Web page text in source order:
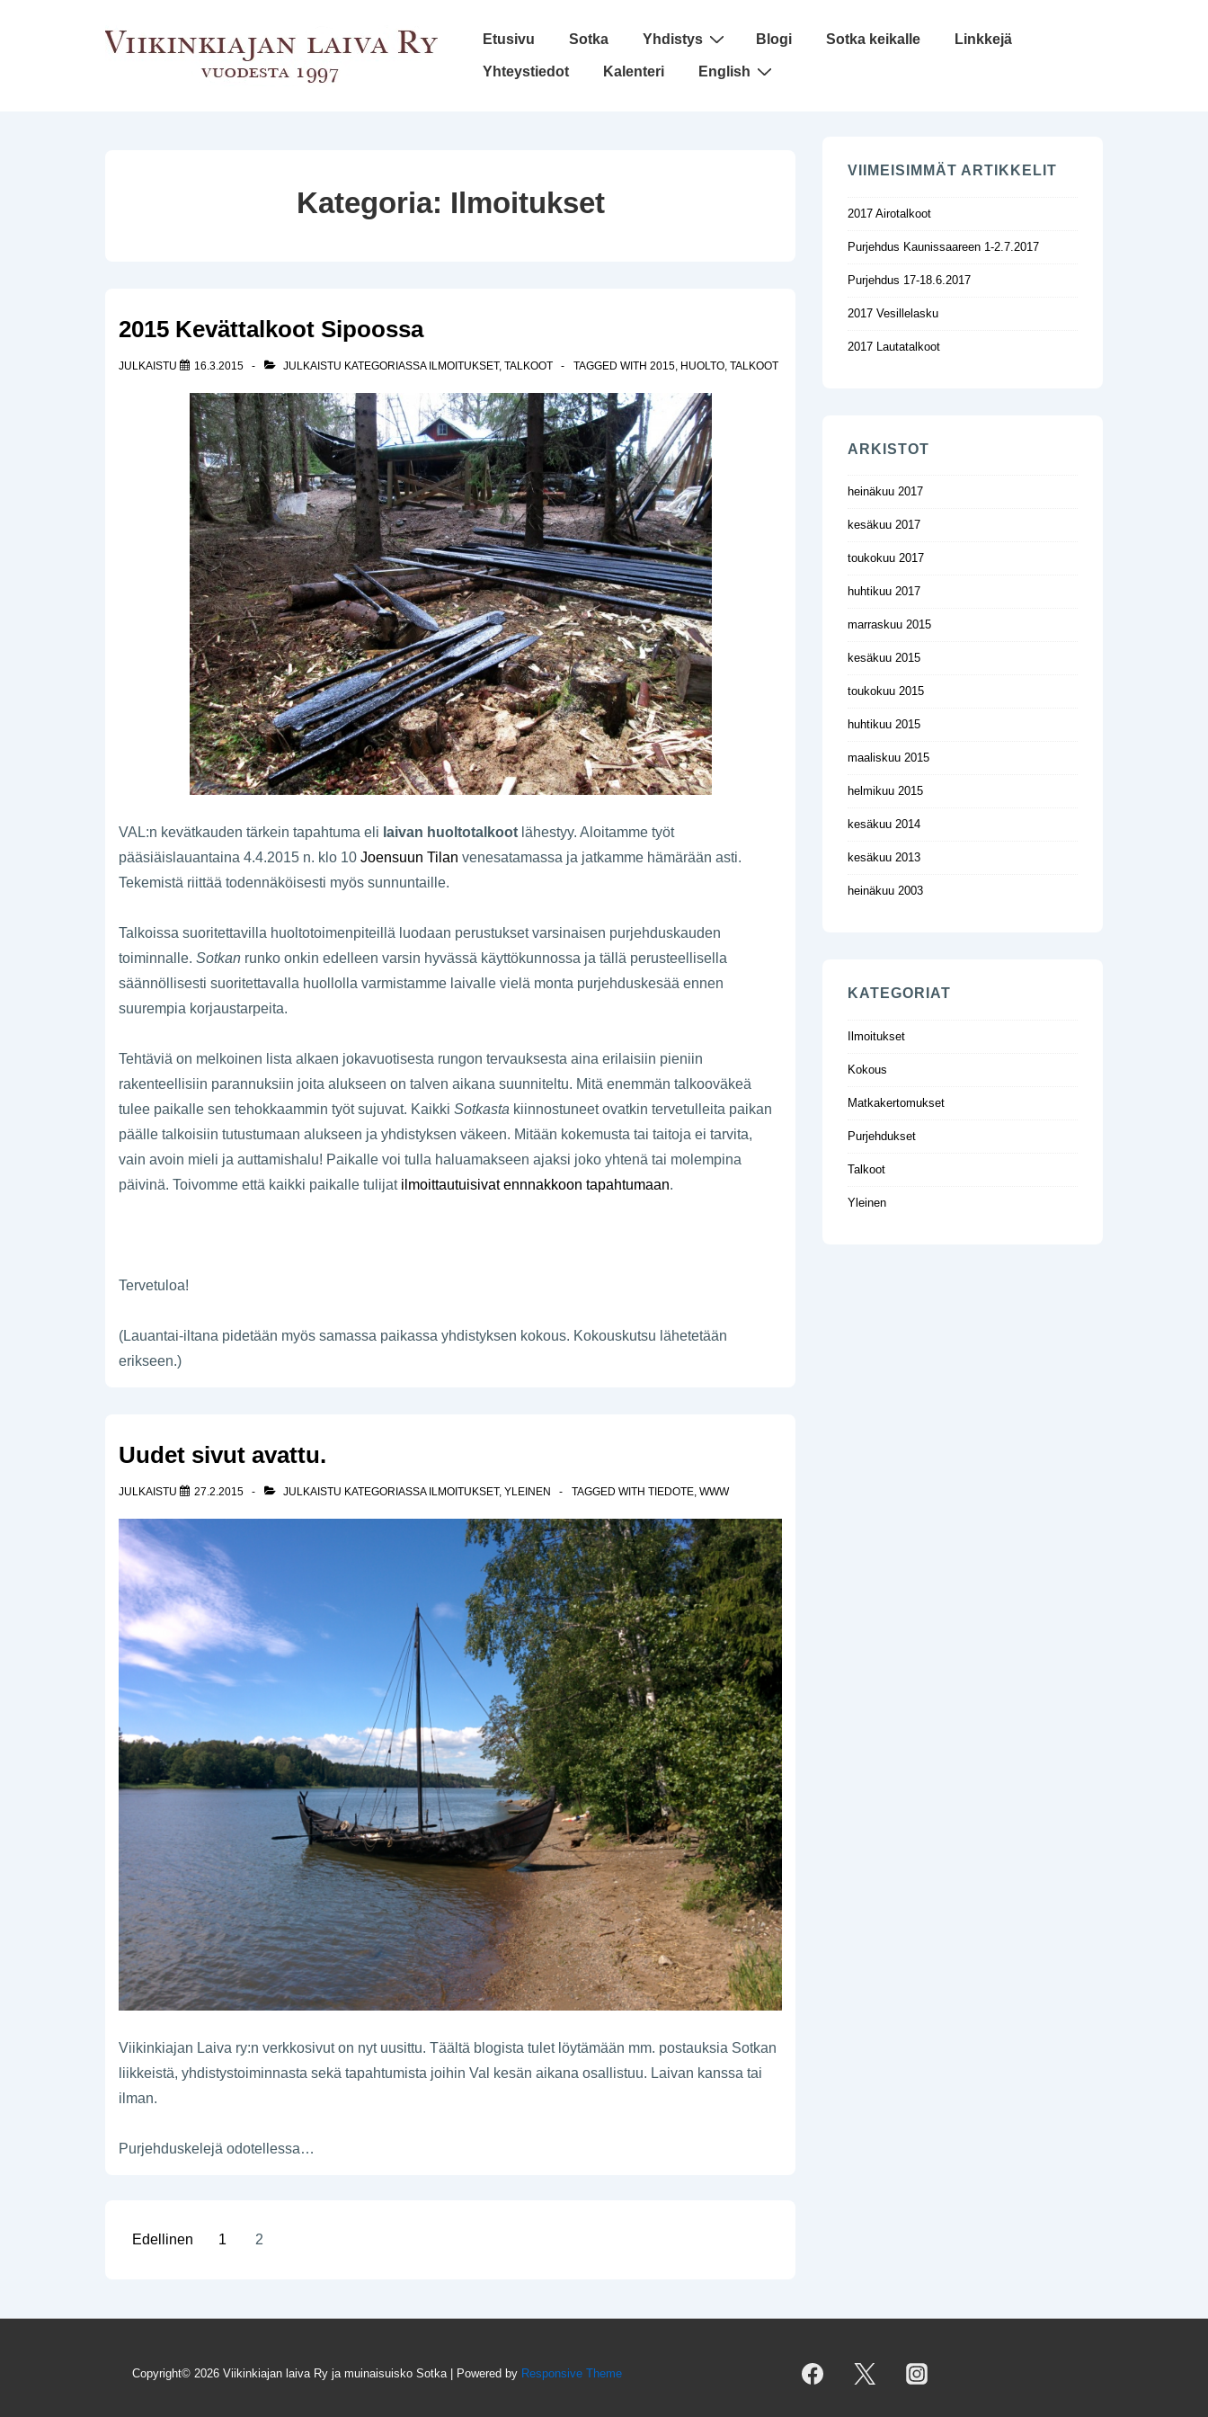
Päänavigaatio
Etusivu Sotka Yhdistys Blogi Sotka keikalle Linkkejä
Yhteystiedot Kalenteri English
Kategoria: Ilmoitukset
2015 Kevättalkoot Sipoossa
JULKAISTU 16.3.2015 JULKAISTU KATEGORIASSA ILMOITUKSET, TALKOOT TAGGED WITH 2015, HUOLTO, TALKOOT
VAL:n kevätkauden tärkein tapahtuma eli laivan huoltotalkoot lähestyy. Aloitamme työt
pääsiäislauantaina 4.4.2015 n. klo 10 Joensuun Tilan venesatamassa ja jatkamme hämärään asti.
Tekemistä riittää todennäköisesti myös sunnuntaille.
Talkoissa suoritettavilla huoltotoimenpiteillä luodaan perustukset varsinaisen purjehduskauden
toiminnalle. Sotkan runko onkin edelleen varsin hyvässä käyttökunnossa ja tällä perusteellisella
säännöllisesti suoritettavalla huollolla varmistamme laivalle vielä monta purjehduskesää ennen
suurempia korjaustarpeita.
Tehtäviä on melkoinen lista alkaen jokavuotisesta rungon tervauksesta aina erilaisiin pieniin
rakenteellisiin parannuksiin joita alukseen on talven aikana suunniteltu. Mitä enemmän talkooväkeä
tulee paikalle sen tehokkaammin työt sujuvat. Kaikki Sotkasta kiinnostuneet ovatkin tervetulleita paikan
päälle talkoisiin tutustumaan alukseen ja yhdistyksen väkeen. Mitään kokemusta tai taitoja ei tarvita,
vain avoin mieli ja auttamishalu! Paikalle voi tulla haluamakseen ajaksi joko yhtenä tai molempina
päivinä. Toivomme että kaikki paikalle tulijat ilmoittautuisivat ennnakkoon tapahtumaan.
Tervetuloa!
(Lauantai-iltana pidetään myös samassa paikassa yhdistyksen kokous. Kokouskutsu lähetetään
erikseen.)
Uudet sivut avattu.
JULKAISTU 27.2.2015 JULKAISTU KATEGORIASSA ILMOITUKSET, YLEINEN TAGGED WITH TIEDOTE, WWW
Viikinkiajan Laiva ry:n verkkosivut on nyt uusittu. Täältä blogista tulet löytämään mm. postauksia Sotkan
liikkeistä, yhdistystoiminnasta sekä tapahtumista joihin Val kesän aikana osallistuu. Laivan kanssa tai
ilman.
Purjehduskelejä odotellessa…
Artikkelien
Edellinen 1 2
VIIMEISIMMÄT ARTIKKELIT
2017 Airotalkoot
Purjehdus Kaunissaareen 1-2.7.2017
Purjehdus 17-18.6.2017
2017 Vesillelasku
2017 Lautatalkoot
ARKISTOT
heinäkuu 2017
kesäkuu 2017
toukokuu 2017
huhtikuu 2017
marraskuu 2015
kesäkuu 2015
toukokuu 2015
huhtikuu 2015
maaliskuu 2015
helmikuu 2015
kesäkuu 2014
kesäkuu 2013
heinäkuu 2003
KATEGORIAT
Ilmoitukset
Kokous
Matkakertomukset
Purjehdukset
Talkoot
Yleinen
Copyright© 2026 Viikinkiajan laiva Ry ja muinaisuisko Sotka | Powered by Responsive Theme